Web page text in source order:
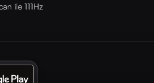
ile 111Hz